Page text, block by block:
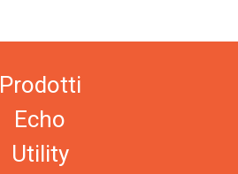
Prodotti
Echo
Utility